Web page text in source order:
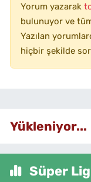
Yorum yazarak
bulunuyor ve
Yazılan
hiçbir şekilde
Yükleniyor...
Süper